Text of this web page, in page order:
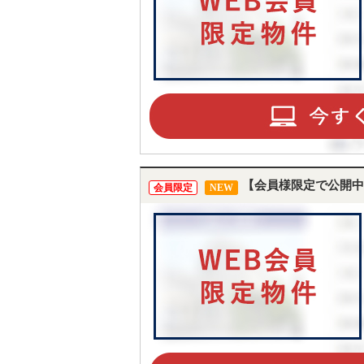
会員限定 NEW 【会員様限定で公開